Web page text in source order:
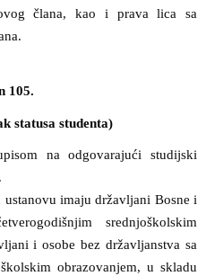
člana, kao i prava lica sa
105.
statusa studenta)
na odgovarajući studijski
imaju državljani Bosne i
srednjoškolskim
i osobe bez državljanstva sa
obrazovanjem, u skladu